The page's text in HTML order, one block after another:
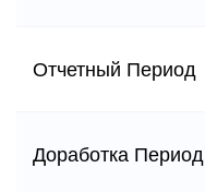
Отчетный Период
Доработка Период